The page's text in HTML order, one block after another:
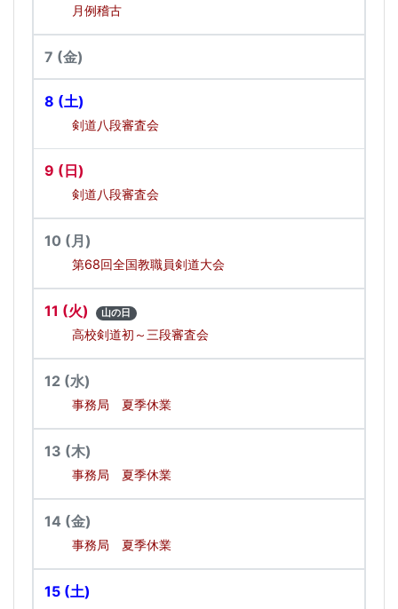
月例稽古
7 (金)
8 (土)
剣道八段審査会
9 (日)
剣道八段審査会
10 (月)
第68回全国教職員剣道大会
11 (火) 山の日
高校剣道初～三段審査会
12 (水)
事務局 夏季休業
13 (木)
事務局 夏季休業
14 (金)
事務局 夏季休業
15 (土)